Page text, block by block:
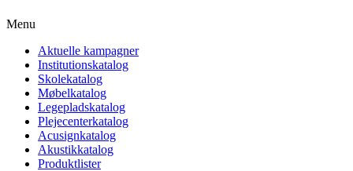
Menu
Aktuelle kampagner
Institutionskatalog
Skolekatalog
Møbelkatalog
Legepladskatalog
Plejecenterkatalog
Acusignkatalog
Akustikkatalog
Produktlister